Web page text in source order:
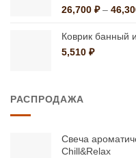
26,700 ₽ –
Коврик банный
5,510 ₽
РАСПРОДАЖА
Свеча
Chill&Relax